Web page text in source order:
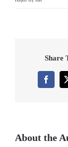
–
Chút
mặn
Share
About the